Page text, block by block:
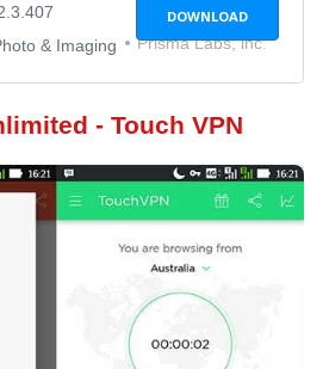
& Imaging Prisma Labs, inc.
DOWNLOAD
- Touch VPN